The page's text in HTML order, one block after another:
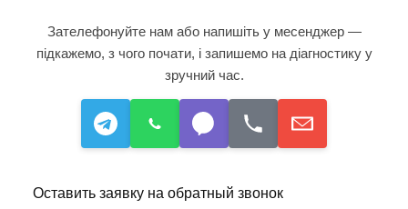
Зателефонуйте нам або напишіть у месенджер —
підкажемо, з чого почати, і запишемо на діагностику у
зручний час.
Оставить заявку на обратный звонок